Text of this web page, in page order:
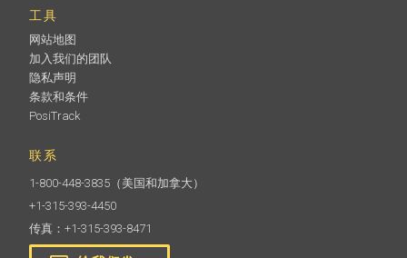
工具
网站地图
加入我们的团队
隐私声明
条款和条件
PosiTrack
联系
1-800-448-3835 （美国和加拿大）
+1-315-393-4450
传真：+1-315-393-8471